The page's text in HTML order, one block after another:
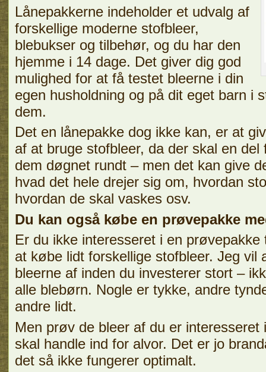
Lånepakkerne indeholder et udvalg af
forskellige moderne stofbleer,
blebukser og tilbehør, og du har den
hjemme i 14 dage. Det giver dig god
mulighed for at få testet bleerne i din
egen husholdning og på dit eget barn i
dem.
Det en lånepakke dog ikke kan, er at
af at bruge stofbleer, da der skal en
dem døgnet rundt – men det kan give
hvad det hele drejer sig om, hvordan
hvordan de skal vaskes osv.
Du kan også købe en prøvepakke
Er du ikke interesseret i en
at købe lidt forskellige stofbleer. Jeg vil
bleerne af inden du investerer stort –
alle blebørn. Nogle er tykke, andre
andre lidt.
Men prøv de bleer af du er
skal handle ind for alvor. Det er jo
det så ikke fungerer optimalt.